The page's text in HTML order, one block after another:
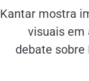
Kantar mostra
visuais em
debate sobre